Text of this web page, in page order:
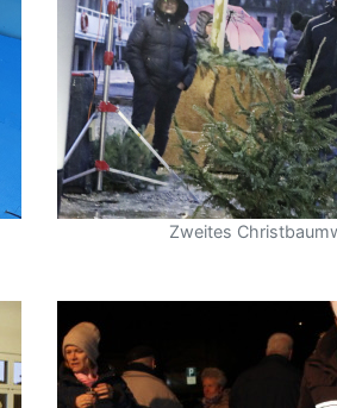
Zweites